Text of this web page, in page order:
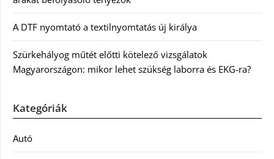
A DTF nyomtató a textilnyomtatás új királya
Szürkehályog műtét előtti kötelező vizsgálatok
Magyarországon: mikor lehet szükség laborra és EKG-ra?
Kategóriák
Autó